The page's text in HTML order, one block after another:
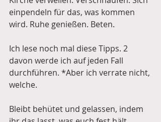
einpendeln für das, was kommen
wird. Ruhe genießen. Beten.
Ich lese noch mal diese Tipps. 2
davon werde ich auf jeden Fall
durchführen. *Aber ich verrate nicht,
welche.
Bleibt behütet und gelassen, indem